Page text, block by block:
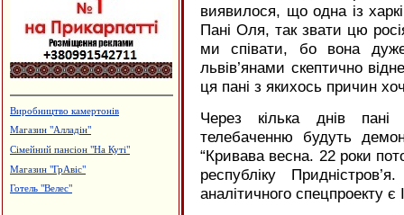
Ресторан "Гал-Прут"
Архітектурне проектування.
виявилося, що одна із
Пані Оля, так звати цю
ми співати, бо вона
львів’янами скептично
ця пані з якихось причин
Через кілька днів
телебаченню будуть
“Кривава весна. 22 роки
республіку
аналітичного спецпроекту є